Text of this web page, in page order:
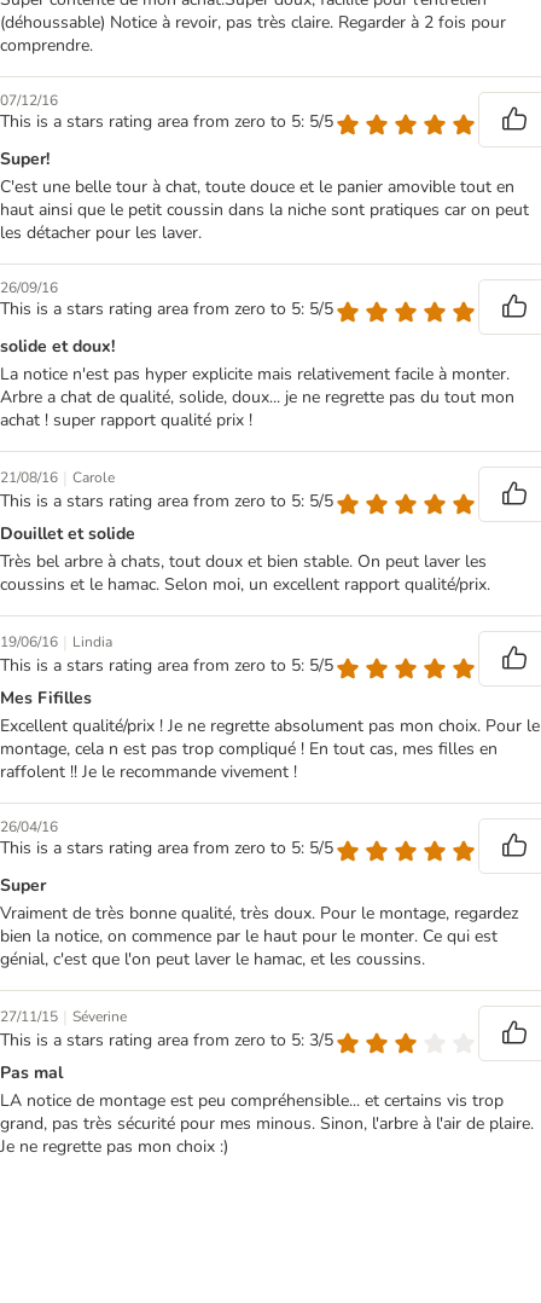
(déhoussable) Notice à revoir, pas très claire. Regarder à 2 fois pour
comprendre.
07/12/16
This is a stars rating area from zero to 5: 5/5
Super!
C'est une belle tour à chat, toute douce et le panier amovible tout en
haut ainsi que le petit coussin dans la niche sont pratiques car on peut
les détacher pour les laver.
26/09/16
This is a stars rating area from zero to 5: 5/5
solide et doux!
La notice n'est pas hyper explicite mais relativement facile à monter.
Arbre a chat de qualité, solide, doux... je ne regrette pas du tout mon
achat ! super rapport qualité prix !
21/08/16 | Carole
This is a stars rating area from zero to 5: 5/5
Douillet et solide
Très bel arbre à chats, tout doux et bien stable. On peut laver les
coussins et le hamac. Selon moi, un excellent rapport qualité/prix.
19/06/16 | Lindia
This is a stars rating area from zero to 5: 5/5
Mes Fifilles
Excellent qualité/prix ! Je ne regrette absolument pas mon choix. Pour le
montage, cela n est pas trop compliqué ! En tout cas, mes filles en
raffolent !! Je le recommande vivement !
26/04/16
This is a stars rating area from zero to 5: 5/5
Super
Vraiment de très bonne qualité, très doux. Pour le montage, regardez
bien la notice, on commence par le haut pour le monter. Ce qui est
génial, c'est que l'on peut laver le hamac, et les coussins.
27/11/15 | Séverine
This is a stars rating area from zero to 5: 3/5
Pas mal
LA notice de montage est peu compréhensible... et certains vis trop
grand, pas très sécurité pour mes minous. Sinon, l'arbre à l'air de plaire.
Je ne regrette pas mon choix :)